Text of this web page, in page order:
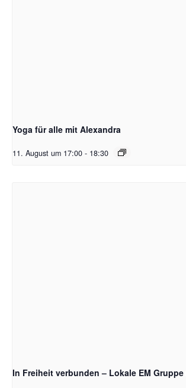
Yoga für alle mit Alexandra
11. August um 17:00 - 18:30
In Freiheit verbunden – Lokale EM